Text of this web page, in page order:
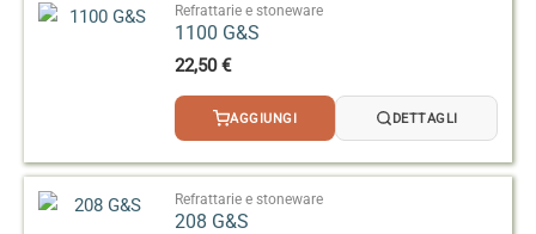
Refrattarie e stoneware
1100 G&S
22,50€
AGGIUNGI DETTAGLI
Refrattarie e stoneware
208 G&S